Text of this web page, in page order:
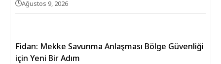
Ağustos 9, 2026
Fidan: Mekke Savunma Anlaşması Bölge Güvenliği
için Yeni Bir Adım